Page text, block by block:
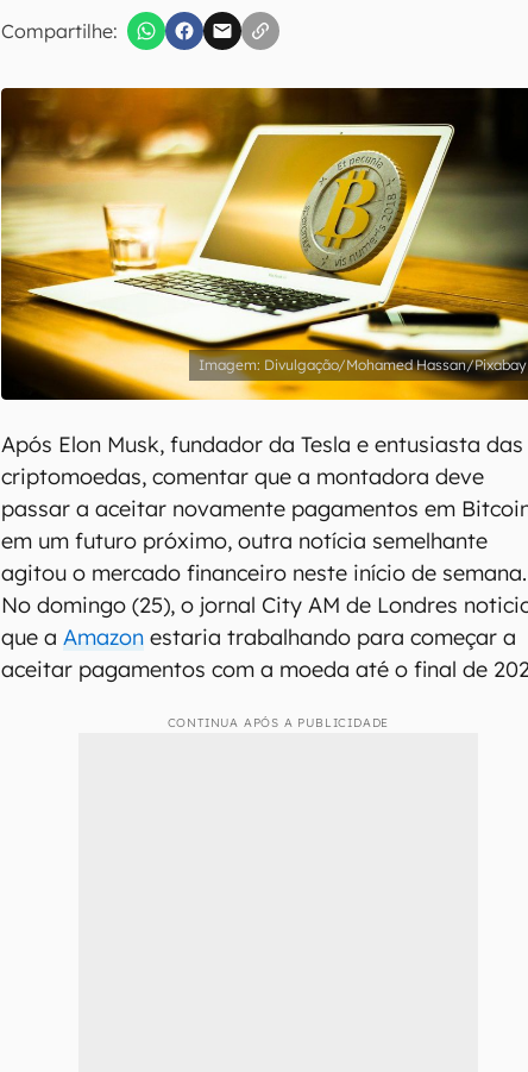
Compartilhe:
Confirmo que li, aceito e concordo com os Termos de Uso e
Divulgação/Mohamed Hassan/Pixabay
Após Elon Musk, fundador da Tesla e entusiasta das
criptomoedas, comentar que a montadora deve
passar a aceitar novamente pagamentos em
em um futuro próximo, outra notícia semelhante
agitou o mercado financeiro neste início de semana.
No domingo (25), o jornal City AM de Londres
que aAmazon estaria trabalhando para começar a
aceitar pagamentos com a moeda até o final de
CONTINUA APÓS A PUBLICIDADE